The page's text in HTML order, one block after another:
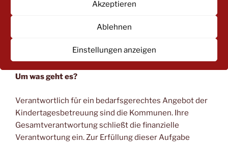
Akzeptieren
Ablehnen
Einstellungen anzeigen
rund 2.600 Kindertageseinrichtungen. Davon
in katholischer, 409 in evangelischer und 201 in
Elterninitiativen oder Sozialverbände.
Um was geht es?
Verantwortlich für ein bedarfsgerechtes Angebot der
Kindertagesbetreuung sind die Kommunen. Ihre
Gesamtverantwortung schließt die finanzielle
Verantwortung ein. Zur Erfüllung dieser Aufgabe